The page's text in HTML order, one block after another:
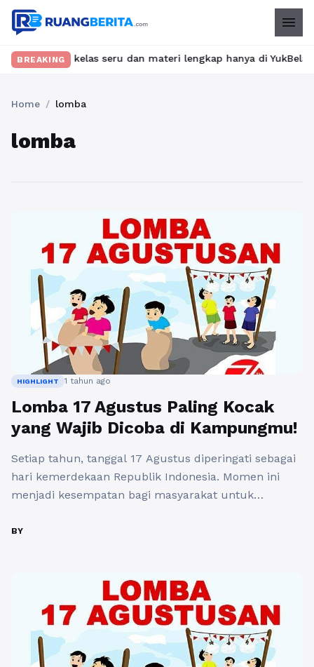
menu
BREAKING
kelas seru dan materi lengkap hanya di YukBelajar.com.
Home / lomba
lomba
HIGHLIGHT 1 tahun ago
Lomba 17 Agustus Paling Kocak
yang Wajib Dicoba di Kampungmu!
Setiap tahun, tanggal 17 Agustus diperingati sebagai
hari kemerdekaan Republik Indonesia. Momen ini
menjadi kesempatan bagi masyarakat untuk
melalui lomba. Beragam lomba diadakan untuk
Berikut ini adalah beberapa lomba 17 Agustus paling
kocak yang wajib dicoba di ...Baca Selengkapnya
BY